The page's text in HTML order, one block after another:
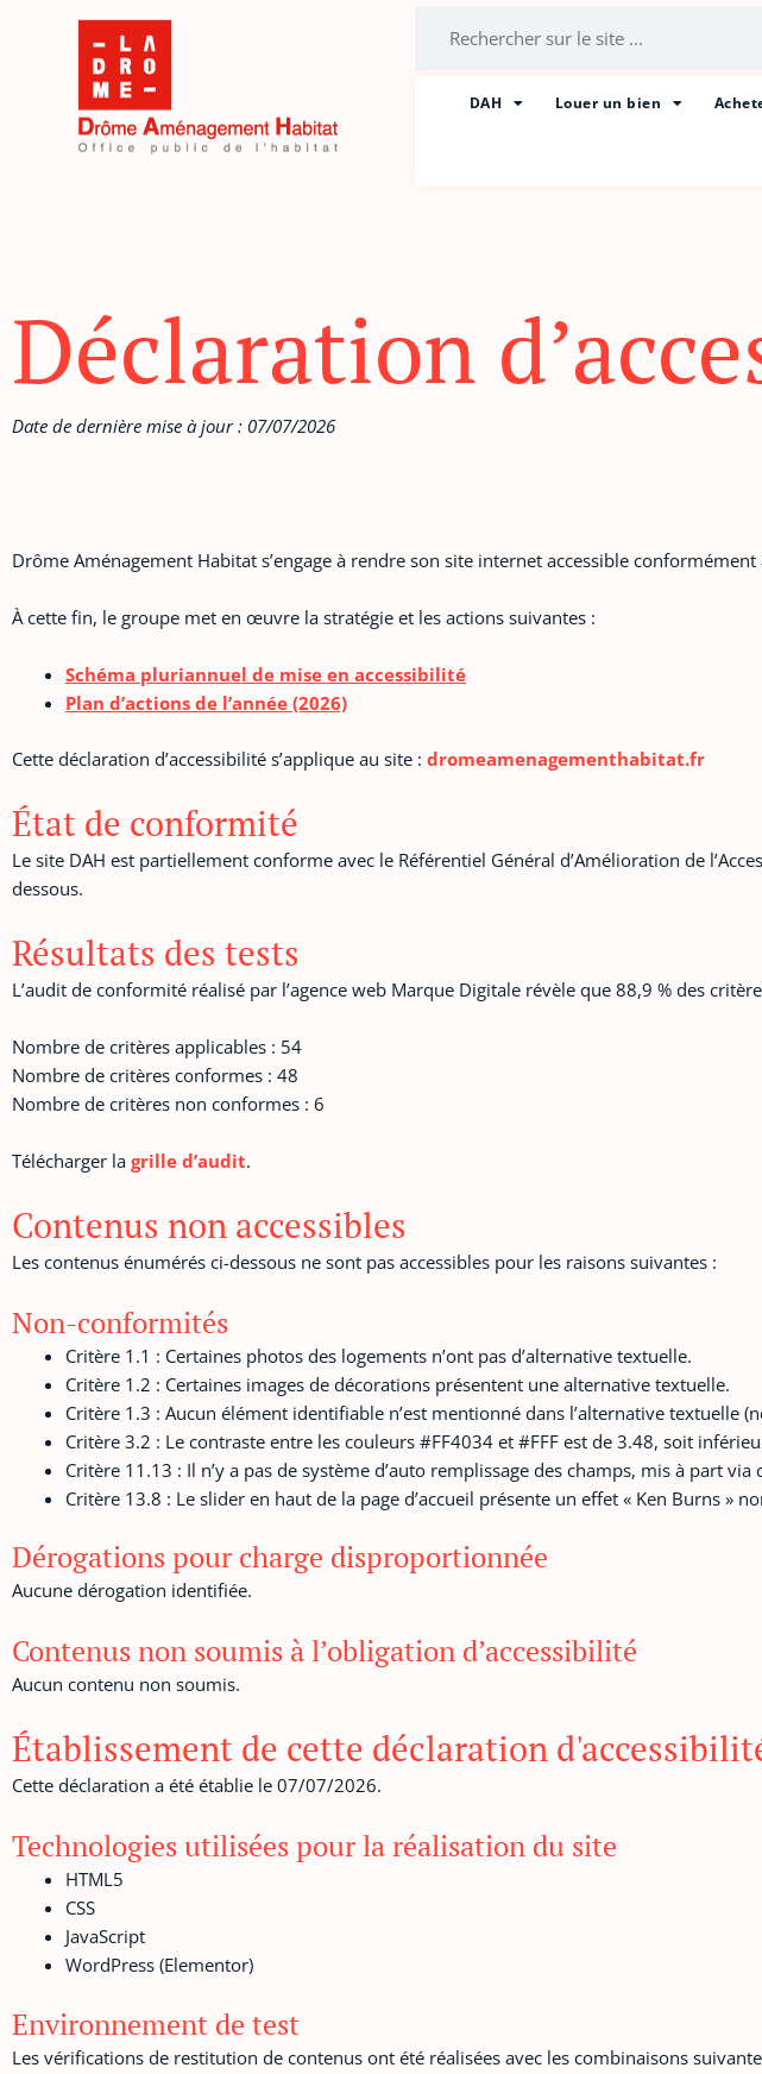
DAH Louer un bien
Déclaration
Date de dernière mise à jour : 07/07/2026
Drôme Aménagement Habitat s’engage à rendre son site internet accessible
À cette fin, le groupe met en œuvre la stratégie et les actions suivantes :
Schéma pluriannuel de mise en accessibilité
Plan d’actions de l’année (2026)
Cette déclaration d’accessibilité s’applique au site : dromeamenagementhabitat.fr
État de conformité
Le site DAH est partiellement conforme avec le Référentiel Général d’Amélioration de
dessous.
Résultats des tests
L’audit de conformité réalisé par l’agence web Marque Digitale révèle que 88,9 % des
Nombre de critères applicables : 54
Nombre de critères conformes : 48
Nombre de critères non conformes : 6
Télécharger la grille d’audit.
Contenus non accessibles
Les contenus énumérés ci-dessous ne sont pas accessibles pour les raisons suivantes :
Non-conformités
Critère 1.1 : Certaines photos des logements n’ont pas d’alternative textuelle.
Critère 1.2 : Certaines images de décorations présentent une alternative textuelle.
Critère 1.3 : Aucun élément identifiable n’est mentionné dans l’alternative textuelle
Critère 3.2 : Le contraste entre les couleurs #FF4034 et #FFF est de 3.48, soit
Critère 11.13 : Il n’y a pas de système d’auto remplissage des champs, mis à part
Critère 13.8 : Le slider en haut de la page d’accueil présente un effet « Ken Burns »
Dérogations pour charge disproportionnée
Aucune dérogation identifiée.
Contenus non soumis à l’obligation d’accessibilité
Aucun contenu non soumis.
Établissement de cette déclaration
Cette déclaration a été établie le 07/07/2026.
Technologies utilisées pour la réalisation du site
HTML5
CSS
JavaScript
WordPress (Elementor)
Environnement de test
Les vérifications de restitution de contenus ont été réalisées avec les combinaisons